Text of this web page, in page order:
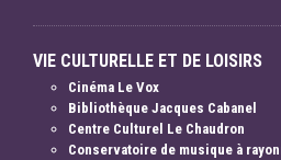
VIE CULTURELLE ET DE LOISIRS
Cinéma Le Vox
Bibliothèque Jacques Cabanel
Centre Culturel Le Chaudron
Conservatoire de musique à